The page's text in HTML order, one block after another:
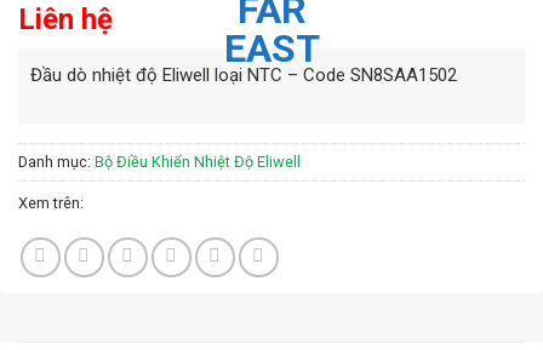
Liên hệ
Đầu dò nhiệt độ Eliwell loại NTC – Code SN8SAA1502
Danh mục: Bộ Điều Khiển Nhiệt Độ Eliwell
Xem trên: